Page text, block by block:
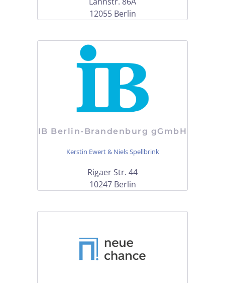
12055 Berlin
IB Berlin-Brandenburg gGmbH
Kerstin Ewert & Niels Spellbrink
Rigaer Str. 44
10247 Berlin